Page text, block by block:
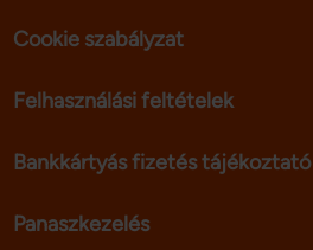
Cookie szabályzat
Felhasználási feltételek
Bankkártyás fizetés tájékoztató
Panaszkezelés